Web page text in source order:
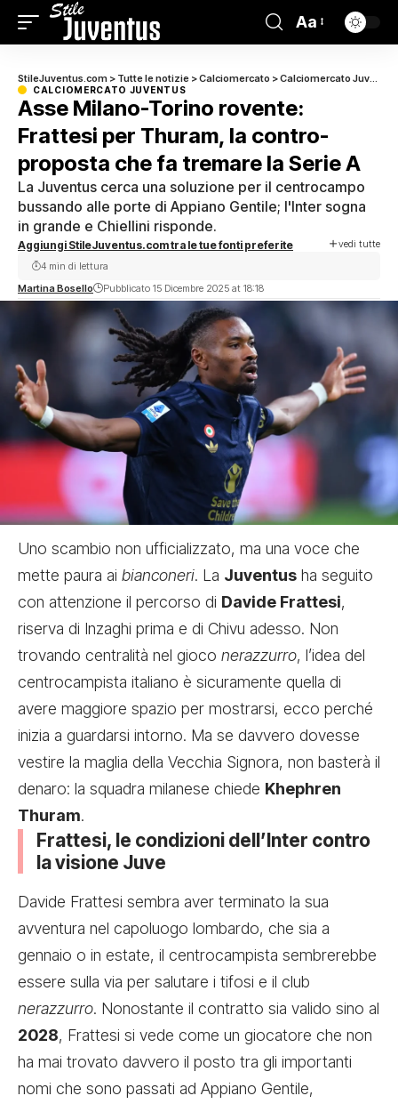
Aa
StileJuventus.com > Tutte le notizie >Calciomercato >Calciomercato Juventus
CALCIOMERCATO JUVENTUS
Asse Milano-Torino rovente:
Frattesi per Thuram, la contro-
proposta che fa tremare la Serie A
La Juventus cerca una soluzione per il centrocampo
bussando alle porte di Appiano Gentile; l'Inter sogna
in grande e Chiellini risponde.
Aggiungi StileJuventus.com tra le tue fonti preferite vedi tutte
Martina Bosello Pubblicato 15 Dicembre 2025 at 18:18
4 min di lettura
Uno scambio non ufficializzato, ma una voce che
mette paura ai bianconeri. La Juventus ha seguito
con attenzione il percorso di Davide Frattesi,
riserva di Inzaghi prima e di Chivu adesso. Non
trovando centralità nel gioco nerazzurro, l’idea del
centrocampista italiano è sicuramente quella di
avere maggiore spazio per mostrarsi, ecco perché
inizia a guardarsi intorno. Ma se davvero dovesse
vestire la maglia della Vecchia Signora, non basterà il
denaro: la squadra milanese chiede Khephren
Thuram.
Frattesi, le condizioni dell’Inter contro
la visione Juve
Davide Frattesi sembra aver terminato la sua
avventura nel capoluogo lombardo, che sia a
gennaio o in estate, il centrocampista sembrerebbe
essere sulla via per salutare i tifosi e il club
nerazzurro. Nonostante il contratto sia valido sino al
2028, Frattesi si vede come un giocatore che non
ha mai trovato davvero il posto tra gli importanti
nomi che sono passati ad Appiano Gentile,